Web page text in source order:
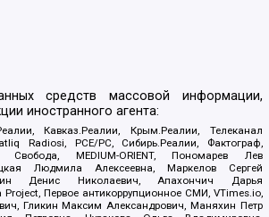
средств массовой информации,
иностранного агента:
Кавказ.Реалии, Крым.Реалии, Телеканал
Radiosi, PCE/PC, Сибирь.Реалии, Фактограф,
Свобода, MEDIUM-ORIENT, Пономарев Лев
Людмила Алексеевна, Маркелов Сергей
Денис Николаевич, Апахончич Дарья
Project, Первое антикоррупционное СМИ, VTimes.io,
Гликин Максим Александрович, Маняхин Петр